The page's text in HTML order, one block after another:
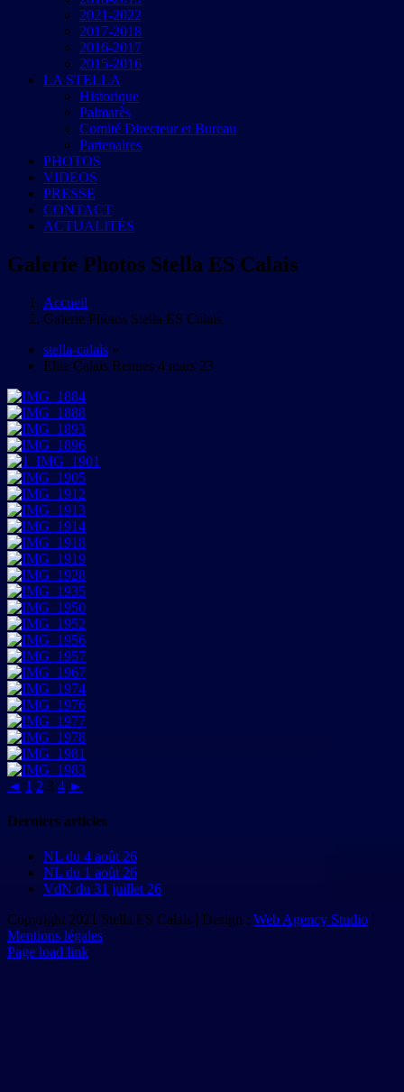
2021-2022
2017-2018
2016-2017
2015-2016
LA STELLA
Historique
Palmarès
Comité Directeur et Bureau
Partenaires
PHOTOS
VIDEOS
PRESSE
CONTACT
ACTUALITÉS
Galerie Photos Stella ES Calais
Accueil
Galerie Photos Stella ES Calais
stella-calais »
Elite Calais Rennes 4 mars 23
◄ 1 2 3 4 ►
Derniers articles
NL du 4 août 26
NL du 1 août 26
VdN du 31 juillet 26
Copyright 2021 Stella ES Calais | Design : Web Agency Studio |
Mentions légales
Page load link